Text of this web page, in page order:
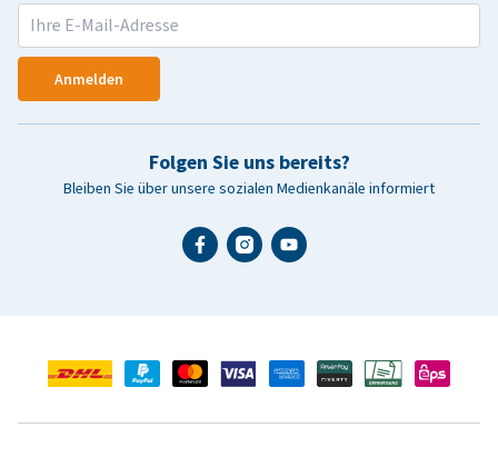
Anmelden
Folgen Sie uns bereits?
Bleiben Sie über unsere sozialen Medienkanäle informiert